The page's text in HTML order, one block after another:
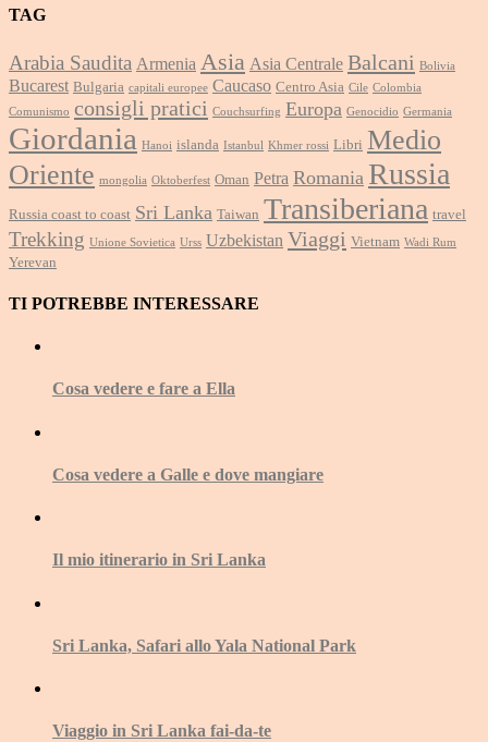
TAG
Arabia Saudita Armenia Asia Asia Centrale Balcani Bolivia
Bucarest Bulgaria capitali europee Caucaso Centro Asia Cile Colombia
Comunismo consigli pratici Couchsurfing Europa Genocidio Germania
Giordania Hanoi islanda Istanbul Khmer rossi Libri Medio
Oriente mongolia Oktoberfest Oman Petra Romania Russia
Russia coast to coast Sri Lanka Taiwan Transiberiana travel
Trekking Unione Sovietica Urss Uzbekistan Viaggi Vietnam Wadi Rum
Yerevan
TI POTREBBE INTERESSARE
Cosa vedere e fare a Ella
Cosa vedere a Galle e dove mangiare
Il mio itinerario in Sri Lanka
Sri Lanka, Safari allo Yala National Park
Viaggio in Sri Lanka fai-da-te